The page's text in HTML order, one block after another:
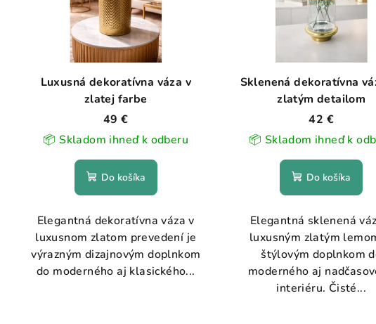
Luxusná dekoratívna váza v
zlatej farbe
49 €
📦 Skladom ihneď k odberu
Do košíka
Elegantná dekoratívna váza v
luxusnom zlatom prevedení je
výrazným dizajnovým doplnkom
do moderného aj klasického...
Sklenená dekoratívna
zlatým detailom
42 €
📦 Skladom ihneď k
Do košíka
Elegantná sklenená
luxusným zlatým
štýlovým doplnkom
moderného aj
interiéru. Čisté...